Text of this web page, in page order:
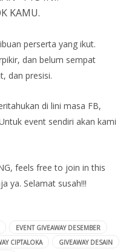
KAMU.
perserta yang ikut.
dan belum sempat
dan presisi.
di lini masa FB,
event sendiri akan kami
feels free to join in this
ya. Selamat susah!!!
EVENT GIVEAWAY DESEMBER
CIPTALOKA
GIVEAWAY DESAIN